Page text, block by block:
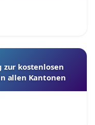
kostenlosen
allen Kantonen